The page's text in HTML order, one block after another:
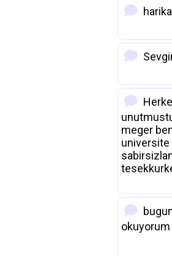
meger
universite